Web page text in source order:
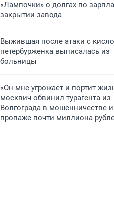
«Лампочки» о долгах по
закрытии завода
Выжившая после атаки с
петербурженка выписалась из
больницы
«Он мне угрожает и портит
москвич обвинил турагента из
Волгограда в мошенничестве и
пропаже почти миллиона